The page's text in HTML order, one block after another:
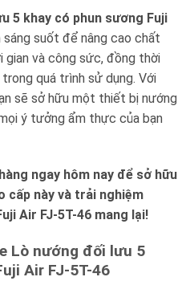
5 khay có phun sương Fuji
sáng suốt để nâng cao chất
gian và công sức, đồng thời
quá trình sử dụng. Với
sẽ sở hữu một thiết bị nướng
ý tưởng ẩm thực của bạn
ngay hôm nay để sở hữu
cấp này và trải nghiệm
Air FJ-5T-46 mang lại!
Lò nướng đối lưu 5
Air FJ-5T-46